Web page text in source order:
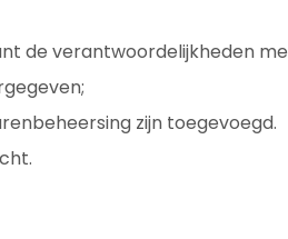
de verantwoordelijkheden
zijn toegevoegd.